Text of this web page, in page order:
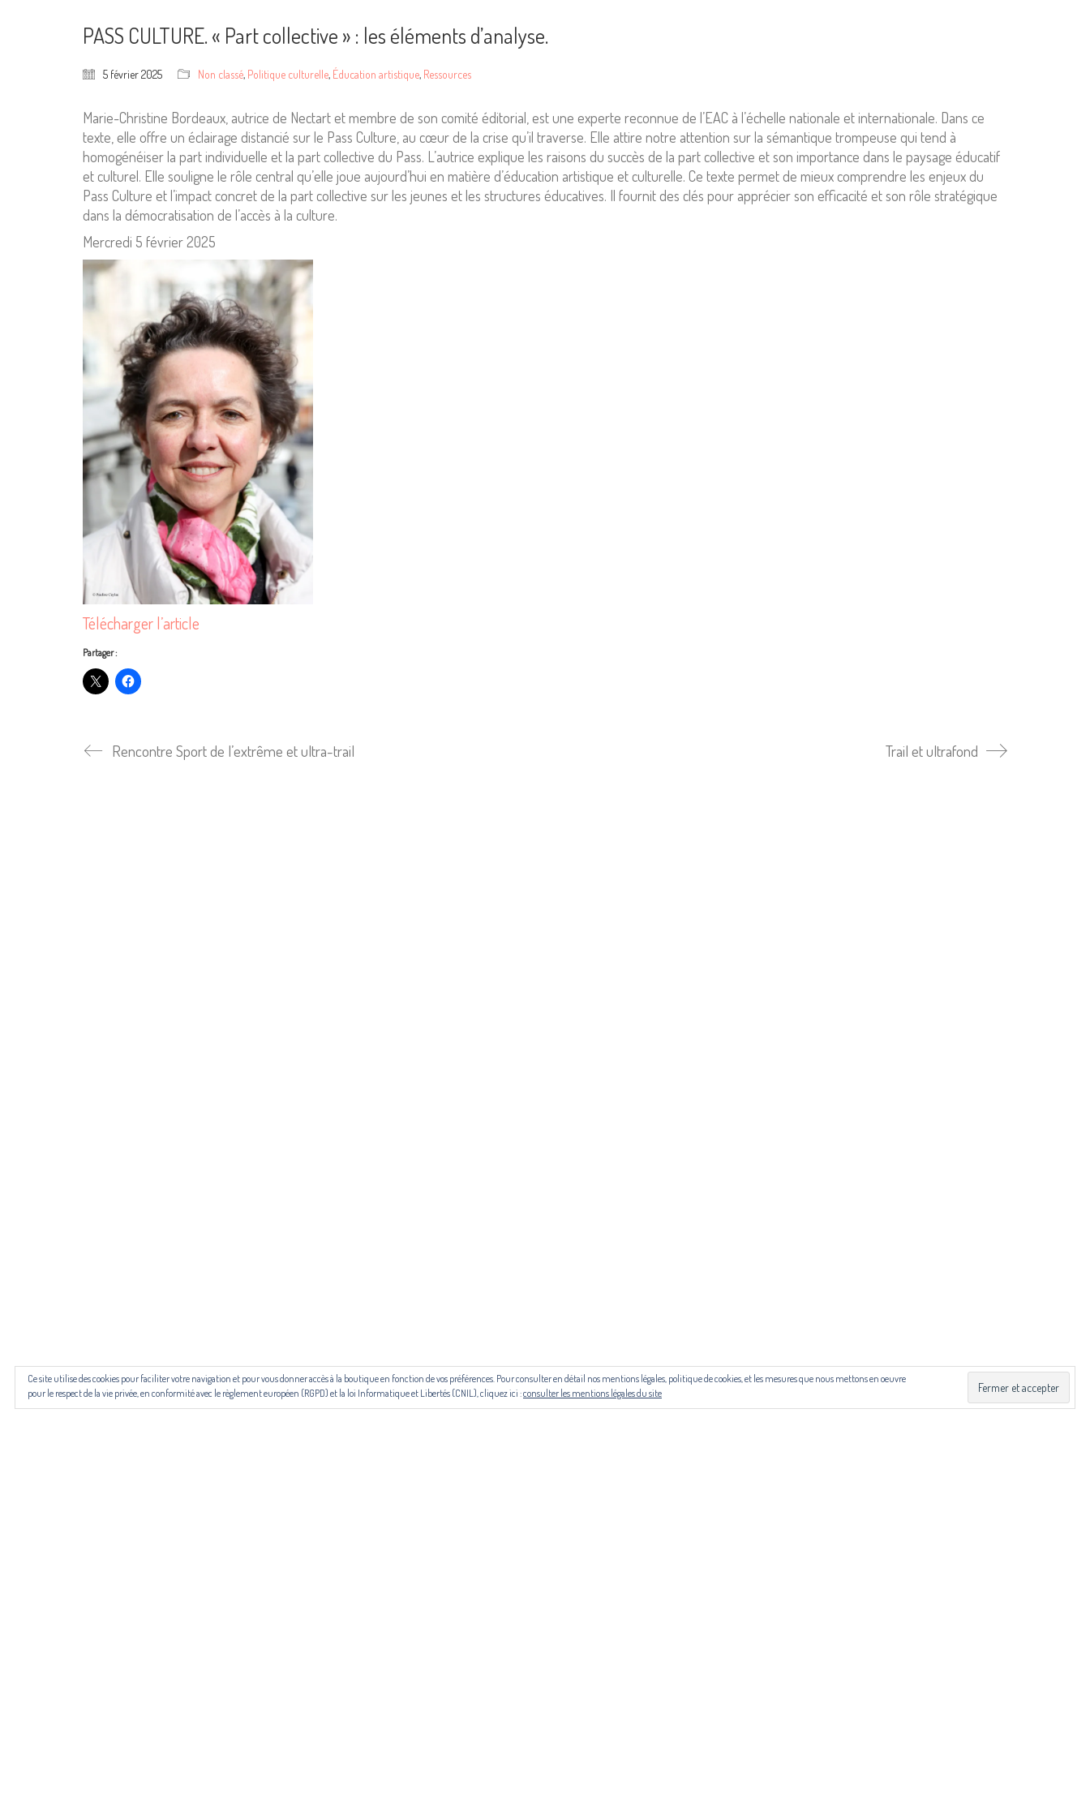
PASS CULTURE. « Part collective » : les éléments d’analyse.
5 février 2025 Non classé, Politique culturelle, Éducation artistique, Ressources
Marie-Christine Bordeaux, autrice de Nectart et membre de son comité éditorial, est une experte reconnue de l’EAC à l’échelle nationale et internationale. Dans ce
texte, elle offre un éclairage distancié sur le Pass Culture, au cœur de la crise qu’il traverse. Elle attire notre attention sur la sémantique trompeuse qui tend à
homogénéiser la part individuelle et la part collective du Pass. L’autrice explique les raisons du succès de la part collective et son importance dans le paysage éducatif
et culturel. Elle souligne le rôle central qu’elle joue aujourd’hui en matière d’éducation artistique et culturelle. Ce texte permet de mieux comprendre les enjeux du
Pass Culture et l’impact concret de la part collective sur les jeunes et les structures éducatives. Il fournit des clés pour apprécier son efficacité et son rôle stratégique
dans la démocratisation de l’accès à la culture.
Mercredi 5 février 2025
Télécharger l’article
Partager :
Rencontre Sport de l’extrême et ultra-trail Trail et ultrafond
© Copyright 2024. Tous droits réservés
Ce site utilise des cookies pour faciliter votre navigation et pour vous donner accès à la boutique en fonction de vos préférences. Pour consulter en détail nos mentions légales, politique de cookies, et les mesures que nous mettons en oeuvre
pour le respect de la vie privée, en conformité avec le règlement européen (RGPD) et la loi Informatique et Libertés (CNIL), cliquez ici :consulter les mentions légales du site